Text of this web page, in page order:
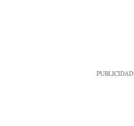
PUBLICIDAD